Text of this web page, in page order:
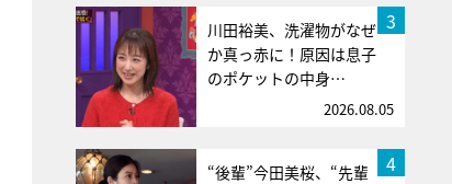
3
川田裕美、洗濯物がなぜ
か真っ赤に！原因は息子
のポケットの中身…
2026.08.05
4
“後輩”今田美桜、“先輩